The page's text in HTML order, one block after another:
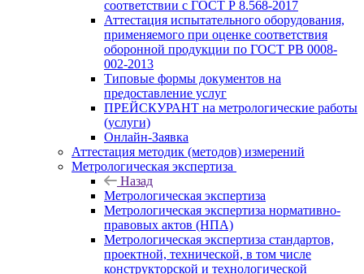
соответствии с ГОСТ Р 8.568-2017
Аттестация испытательного оборудования,
применяемого при оценке соответствия
оборонной продукции по ГОСТ РВ 0008-
002-2013
Типовые формы документов на
предоставление услуг
ПРЕЙСКУРАНТ на метрологические работы
(услуги)
Онлайн-Заявка
Аттестация методик (методов) измерений
Метрологическая экспертиза
Назад
Метрологическая экспертиза
Метрологическая экспертиза нормативно-
правовых актов (НПА)
Метрологическая экспертиза стандартов,
проектной, технической, в том числе
конструкторской и технологической